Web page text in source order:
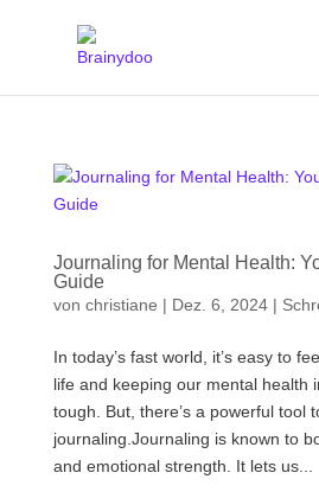
Journaling for Mental Health:
Guide
von christiane | Dez. 6, 2024|
In today’s fast world, it’s easy to
life and keeping our mental health
tough. But, there’s a powerful tool
journaling.Journaling is known to
and emotional strength. It lets us...